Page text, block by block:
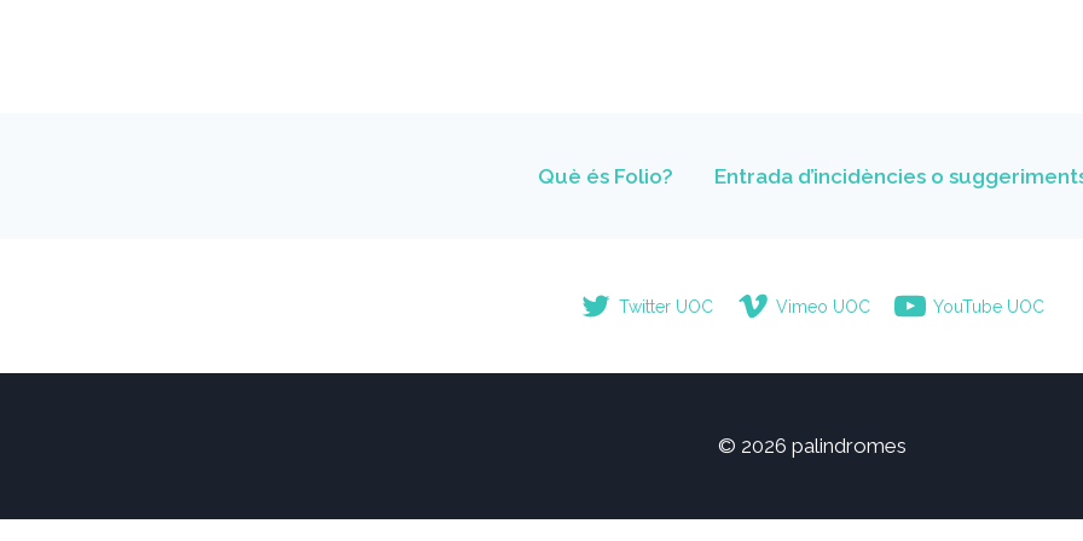
Què és Folio? Entrada d’incidències o
Twitter UOC Vimeo UOC YouTube UOC
© 2026 palindromes